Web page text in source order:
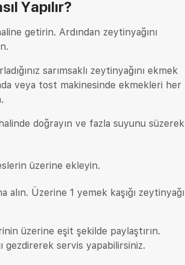
Yapılır?
getirin. Ardından zeytinyağını
sarımsaklı zeytinyağını ekmek
veya tost makinesinde ekmekleri her
doğrayın ve fazla suyunu süzerek
üzerine ekleyin.
Üzerine 1 yemek kaşığı zeytinyağı
üzerine eşit şekilde paylaştırın.
gezdirerek servis yapabilirsiniz.